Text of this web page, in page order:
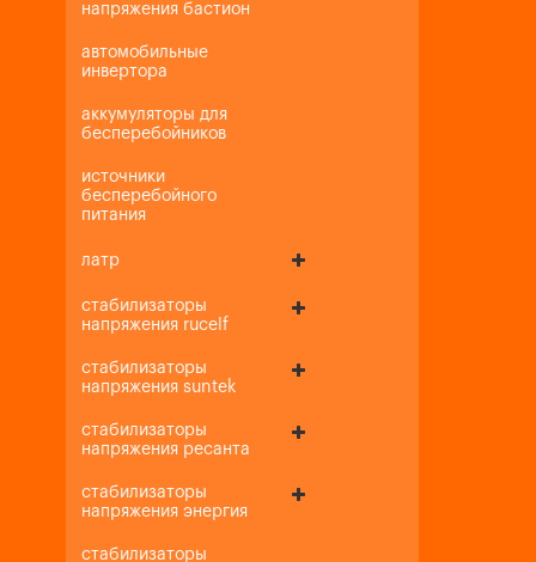
напряжения бастион
автомобильные
инвертора
аккумуляторы для
бесперебойников
источники
бесперебойного
питания
латр
стабилизаторы
напряжения rucelf
стабилизаторы
напряжения suntek
стабилизаторы
напряжения ресанта
стабилизаторы
напряжения энергия
стабилизаторы